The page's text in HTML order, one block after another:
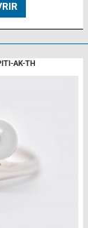
AK-TH